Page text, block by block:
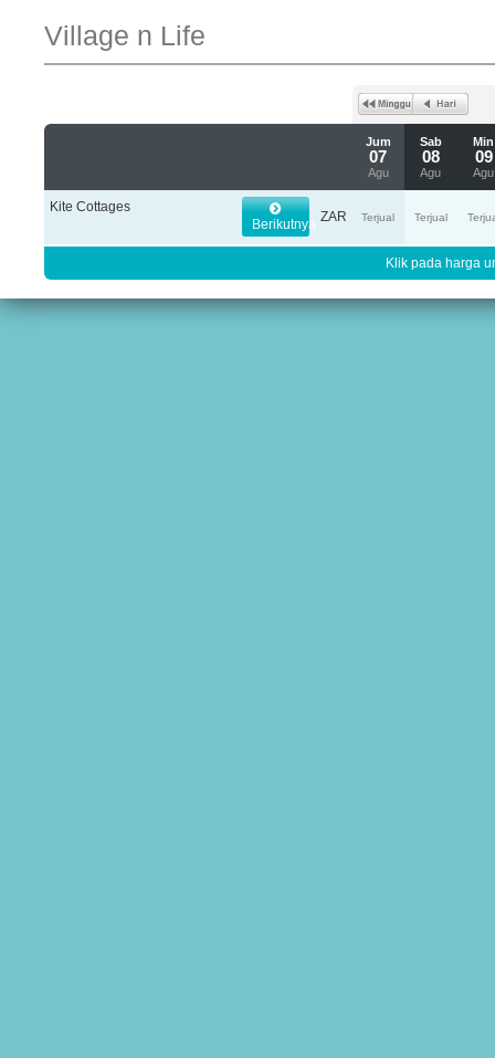
Village n Life
Jum
07
Agu
Sab
08
Agu
Min
09
Agu
Kite Cottages
Berikutnya ZAR Terjual Terjual
Klik pada harga